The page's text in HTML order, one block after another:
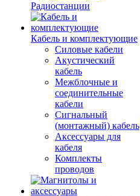
Радиостанции
Кабель и комплектующие
Силовые кабели
Акустический
кабель
Межблочные и
соединительные
кабели
Сигнальный
(монтажный) кабель
Аксессуары для
кабеля
Комплекты
проводов